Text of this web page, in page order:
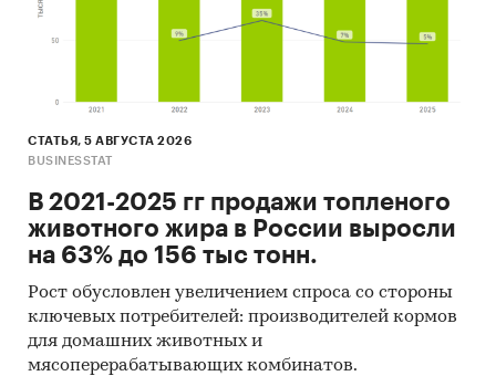
Материалы и базы данных статистики ООН
(United Nations Statistics Division:
Commodity Statistics, Food and Agriculture
Материалы Международного Валютного
Фонда (International Monetary Fund).
Материалы Всемирного банка (World Bank).
Материалы ВТО (World Trade Organization).
Материалы Организации экономического
сотрудничества и развития (Organization for
Economic Cooperation and Development).
СТАТЬЯ, 5 АВГУСТА 2026
BUSINESSTAT
В 2021-2025 гг продажи топленого
животного жира в России выросли
на 63% до 156 тыс тонн.
Рост обусловлен увеличением спроса со стороны
ключевых потребителей: производителей кормов
для домашних животных и
мясоперерабатывающих комбинатов.